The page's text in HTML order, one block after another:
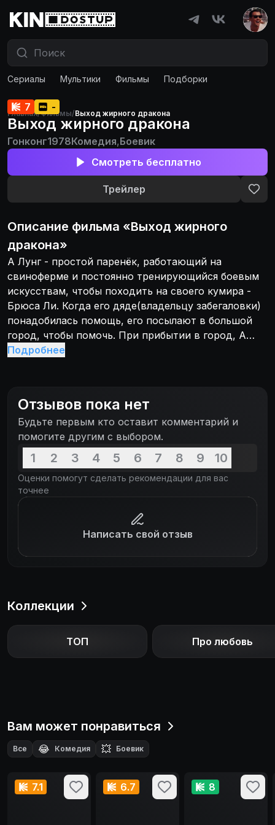
Сериалы Мультики Фильмы Подборки
Главная/Фильмы/Выход жирного дракона
7 -
Выход жирного дракона
Гонконг1978Комедия,Боевик
Смотреть бесплатно
Трейлер
Описание фильма «Выход жирного
дракона»
А Лунг - простой паренёк, работающий на
свиноферме и постоянно тренирующийся боевым
искусствам, чтобы походить на своего кумира -
Брюса Ли. Когда его дяде(владельцу забегаловки)
понадобилась помощь, его посылают в большой
город, чтобы помочь. При прибытии в город, А
Лунг понимает, что жизнь в городе не так легка,
Подробнее
Отзывов пока нет
Будьте первым кто оставит комментарий и
помогите другим с выбором.
1 2 3 4 5 6 7 8 9 10
Оценки помогут сделать рекомендации для вас
точнее
Написать свой отзыв
Коллекции
ТОП Про любовь
Вам может понравиться
Все 😂 Комедия 💥 Боевик
7.1 6.7 8